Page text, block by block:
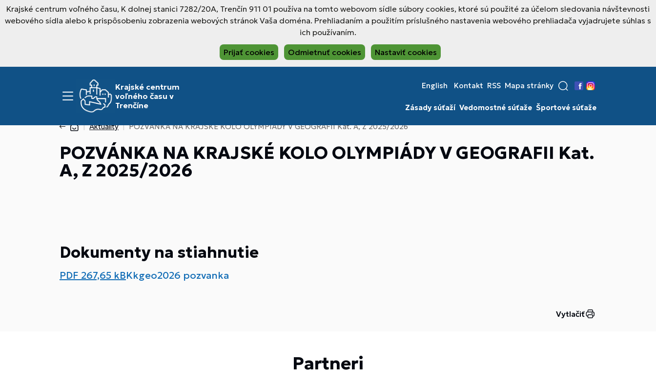
Krajské centrum voľného času, K dolnej stanici 7282/20A, Trenčín 911 01 používa na tomto webovom sídle súbory cookies, ktoré sú použité za účelom sledovania návštevnosti
webového sídla alebo k prispôsobeniu zobrazenia webových stránok Vaša doména. Prehliadaním a použitím príslušného nastavenia webového prehliadača vyjadrujete súhlas s
ich používaním.
Prijať cookies Odmietnuť cookies Nastaviť cookies
Krajské centrum
voľného času v
Trenčíne
English Kontakt RSS Mapa stránky
Facebook
Instagram
Zásady súťaží Vedomostné súťaže Športové súťaže
Aktuality POZVÁNKA NA KRAJSKÉ KOLO OLYMPIÁDY V GEOGRAFII Kat. A, Z 2025/2026
POZVÁNKA NA KRAJSKÉ KOLO OLYMPIÁDY V GEOGRAFII Kat.
A, Z 2025/2026
Dokumenty na stiahnutie
PDF 267,65 kBKkgeo2026 pozvanka
Vytlačiť
Partneri